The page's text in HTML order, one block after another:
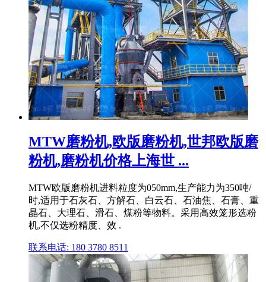
MTW磨粉机,欧版磨粉机,世邦欧版磨
粉机,磨粉机价格上海世 ...
MTW欧版磨粉机进料粒度为050mm,生产能力为350吨/
时,适用于石灰石、方解石、白云石、石油焦、石膏、重
晶石、大理石、滑石、煤粉等物料。采用高效笼形选粉
机,不仅选粉精度、效 .
联系电话: 180 3780 8511